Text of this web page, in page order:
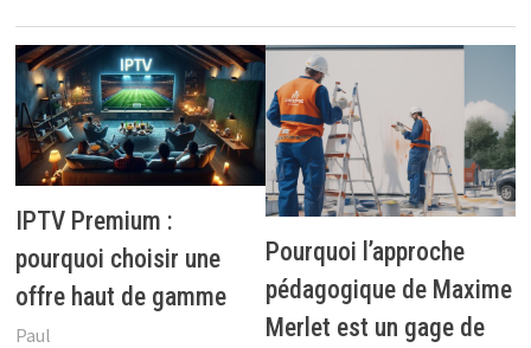
IPTV Premium :
pourquoi choisir une
offre haut de gamme
Paul
Pourquoi l’approche
pédagogique de Maxime
Merlet est un gage de